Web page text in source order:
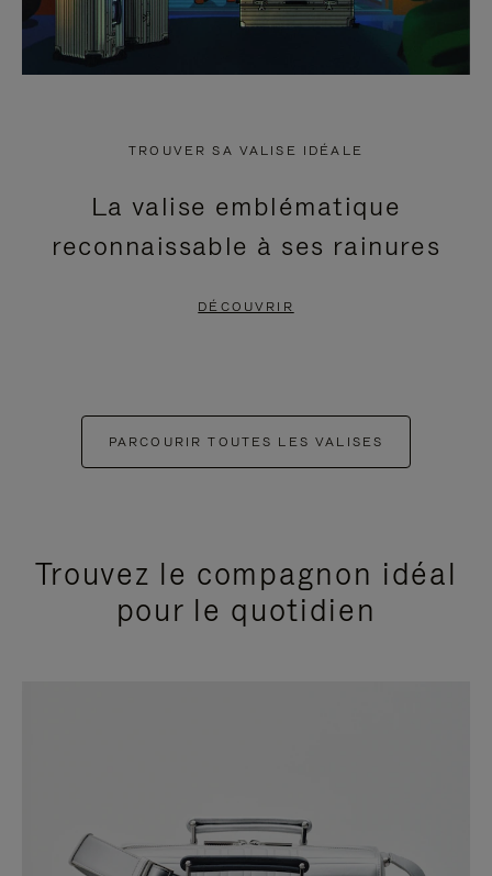
TROUVER SA VALISE IDÉALE
La valise emblématique
reconnaissable à ses rainures
DÉCOUVRIR
PARCOURIR TOUTES LES VALISES
Trouvez le compagnon idéal
pour le quotidien